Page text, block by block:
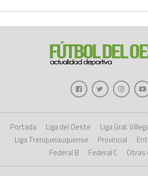
Portada Liga del Oeste Liga Gral.
Liga Trenquelauquense
Provincial
Federal B
Federal C Otras